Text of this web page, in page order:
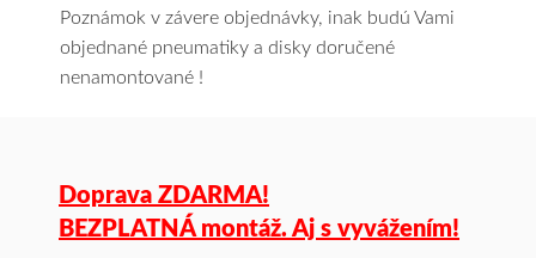
Poznámok v závere objednávky, inak budú Vami
objednané pneumatiky a disky doručené
nenamontované !
Doprava ZDARMA!
BEZPLATNÁ montáž. Aj s vyvážením!